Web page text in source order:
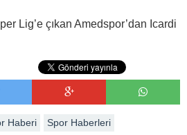
Lig’e çıkan Amedspor’dan Icardi
Haberi Spor Haberleri